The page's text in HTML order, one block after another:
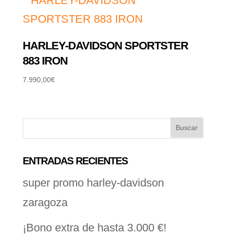
HARLEY-DAVIDSON SPORTSTER
883 IRON
7.990,00€
ENTRADAS RECIENTES
super promo harley-davidson
zaragoza
¡Bono extra de hasta 3.000 €!